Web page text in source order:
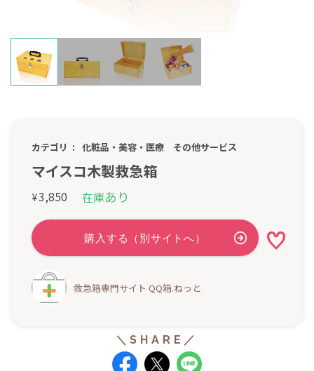
カテゴリ 化粧品・美容・医療 その他サービス
マイスコ木製救急箱
¥3,850 在庫あり
救急箱専門サイト QQ箱.ねっと